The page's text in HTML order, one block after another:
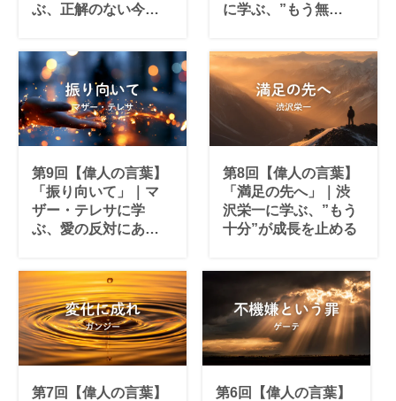
ぶ、正解のない今日
に学ぶ、”もう無
第9回【偉人の言葉】
「振り向いて」｜マ
ザー・テレサに学
ぶ、愛の反対にある
第8回【偉人の言葉】
「満足の先へ」｜渋
沢栄一に学ぶ、”もう
十分”が成長を止める
第7回【偉人の言葉】
第6回【偉人の言葉】